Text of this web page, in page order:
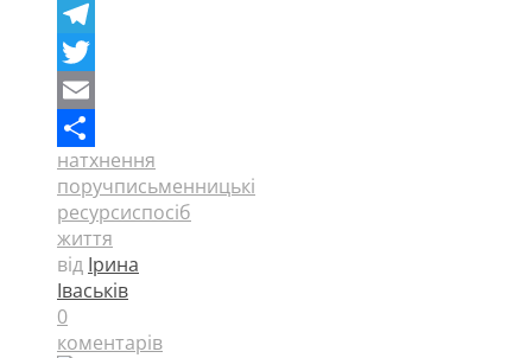
Viber
Telegram
Twitter
Email
Поділитися
натхнення
поручписьменницькі
ресурсиспосіб
життя
від Ірина
Іваськів
0
коментарів